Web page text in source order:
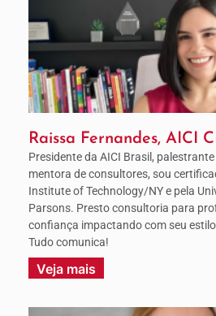
Raissa Fernandes, AICI
Presidente da AICI Brasil,
mentora de consultores, sou
Institute of Technology/NY e pela
Parsons. Presto consultoria para
confiança impactando com seu
Tudo comunica!
Veja mais